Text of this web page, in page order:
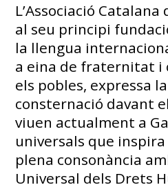
L’Associació Catalana
al seu principi
la llengua
a eina de fraternitat i
els pobles, expressa
consternació davant
viuen actualment a
universals que inspira
plena consonància
Universal dels Drets